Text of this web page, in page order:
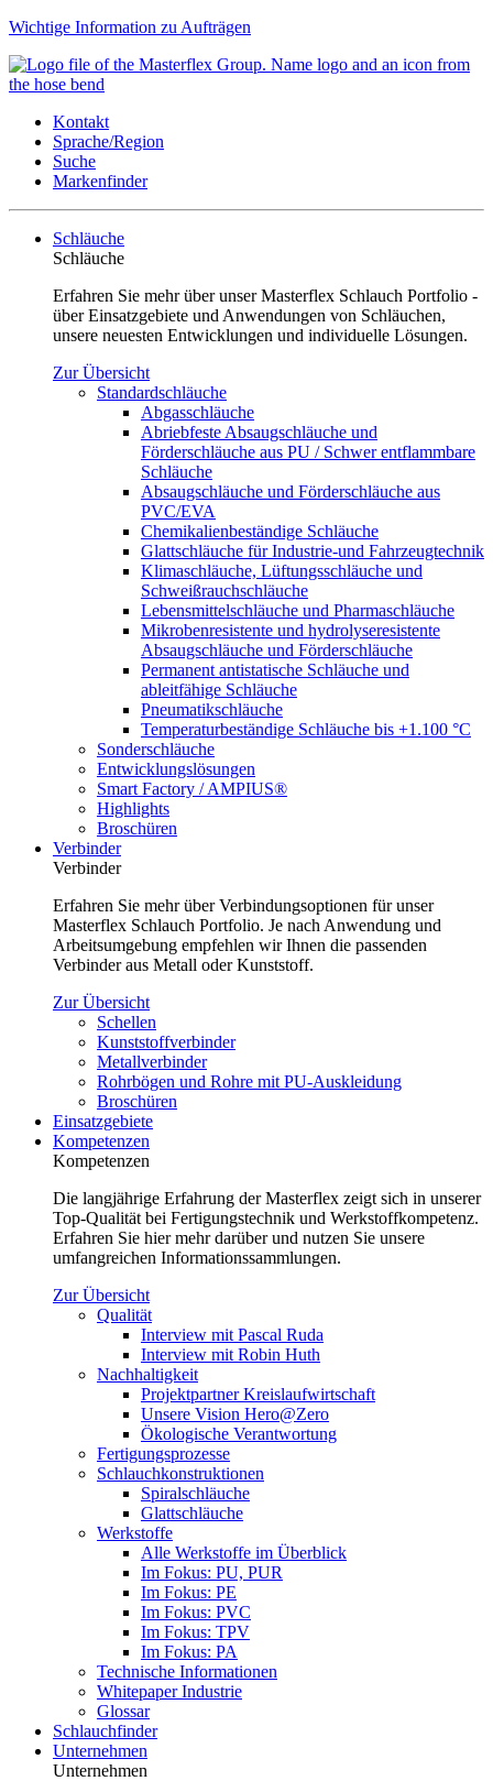
Wichtige Information zu Aufträgen
Kontakt
Sprache/Region
Suche
Markenfinder
Schläuche
Schläuche
Erfahren Sie mehr über unser Masterflex Schlauch Portfolio -
über Einsatzgebiete und Anwendungen von Schläuchen,
unsere neuesten Entwicklungen und individuelle Lösungen.
Zur Übersicht
Standardschläuche
Abgasschläuche
Abriebfeste Absaugschläuche und
Förderschläuche aus PU / Schwer entflammbare
Schläuche
Absaugschläuche und Förderschläuche aus
PVC/EVA
Chemikalienbeständige Schläuche
Glattschläuche für Industrie-und Fahrzeugtechnik
Klimaschläuche, Lüftungsschläuche und
Schweißrauchschläuche
Lebensmittelschläuche und Pharmaschläuche
Mikrobenresistente und hydrolyseresistente
Absaugschläuche und Förderschläuche
Permanent antistatische Schläuche und
ableitfähige Schläuche
Pneumatikschläuche
Temperaturbeständige Schläuche bis +1.100 °C
Sonderschläuche
Entwicklungslösungen
Smart Factory / AMPIUS®
Highlights
Broschüren
Verbinder
Verbinder
Erfahren Sie mehr über Verbindungsoptionen für unser
Masterflex Schlauch Portfolio. Je nach Anwendung und
Arbeitsumgebung empfehlen wir Ihnen die passenden
Verbinder aus Metall oder Kunststoff.
Zur Übersicht
Schellen
Kunststoffverbinder
Metallverbinder
Rohrbögen und Rohre mit PU-Auskleidung
Broschüren
Einsatzgebiete
Kompetenzen
Kompetenzen
Die langjährige Erfahrung der Masterflex zeigt sich in unserer
Top-Qualität bei Fertigungstechnik und Werkstoffkompetenz.
Erfahren Sie hier mehr darüber und nutzen Sie unsere
umfangreichen Informationssammlungen.
Zur Übersicht
Qualität
Interview mit Pascal Ruda
Interview mit Robin Huth
Nachhaltigkeit
Projektpartner Kreislaufwirtschaft
Unsere Vision Hero@Zero
Ökologische Verantwortung
Fertigungsprozesse
Schlauchkonstruktionen
Spiralschläuche
Glattschläuche
Werkstoffe
Alle Werkstoffe im Überblick
Im Fokus: PU, PUR
Im Fokus: PE
Im Fokus: PVC
Im Fokus: TPV
Im Fokus: PA
Technische Informationen
Whitepaper Industrie
Glossar
Schlauchfinder
Unternehmen
Unternehmen